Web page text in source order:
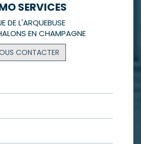
SERVICES
DE L'ARQUEBUSE
EN CHAMPAGNE
CONTACTER